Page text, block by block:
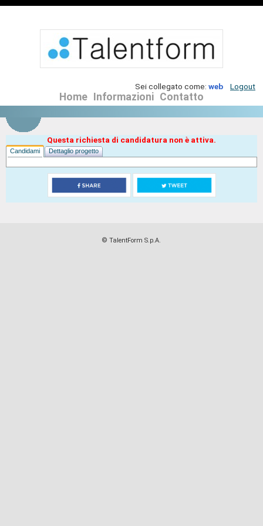
Sei collegato come: web Logout
Home Informazioni Contatto
Questa richiesta di candidatura non è attiva.
Candidami Dettaglio progetto
© TalentForm S.p.A.